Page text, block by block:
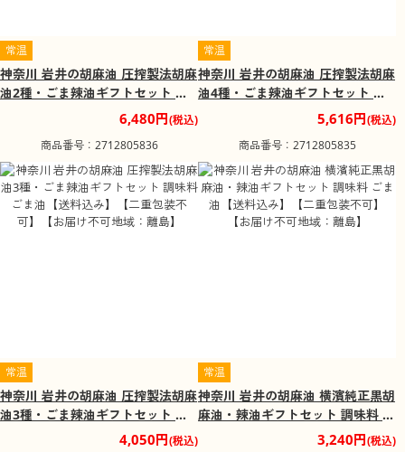
常温
神奈川 岩井の胡麻油 圧搾製法胡麻
油2種・ごま辣油ギフトセット 調
味料 ごま油【送料込み】【二重包
装不可】【お届け不可地域：離
6,480円(税込)
商品番号：2712805836
常温
神奈川 岩井の胡麻油 圧搾製法胡麻
油4種・ごま辣油ギフトセット 調
味料 ごま油【送料込み】【二重包
装不可】【お届け不可地域：離
5,616円(税込)
商品番号：2712805835
常温
神奈川 岩井の胡麻油 圧搾製法胡麻
油3種・ごま辣油ギフトセット 調
味料 ごま油【送料込み】【二重包
4,050円(税込)
常温
神奈川 岩井の胡麻油 横濱純正黒胡
麻油・辣油ギフトセット 調味料 ご
ま油【送料込み】【二重包装不
3,240円(税込)